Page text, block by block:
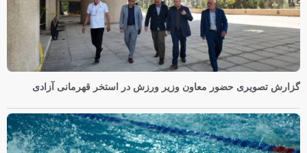
گزارش تصویری حضور معاون وزیر ورزش در استخر قهرمانی آزادی